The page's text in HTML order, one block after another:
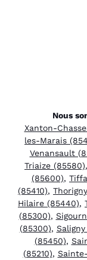
Nous
Xanton-
les-Marais
Venansault
Triaize (85580),
(85600),
(85410),
Hilaire (85440),
(85300),
(85300), Saligny
(85450),
(85210),